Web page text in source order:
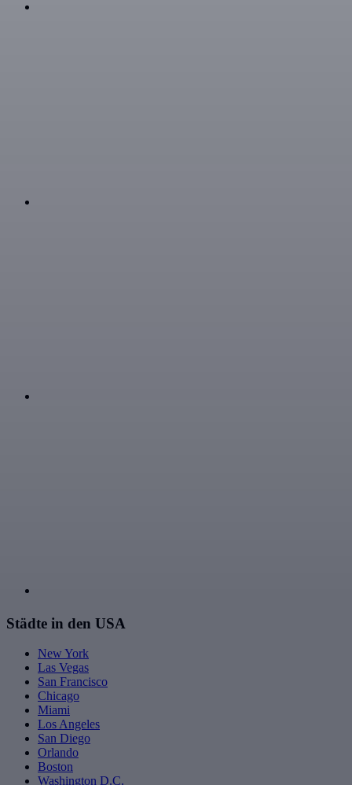
Städte in den USA
New York
Las Vegas
San Francisco
Chicago
Miami
Los Angeles
San Diego
Orlando
Boston
Washington D.C.